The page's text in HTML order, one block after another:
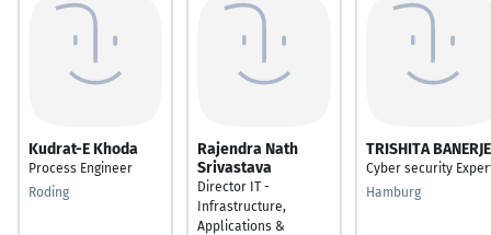
Kudrat-E Khoda
Process Engineer
Roding
Rajendra Nath
Srivastava
Director IT -
Infrastructure,
Applications &
TRISHITA
Cyber security
Hamburg